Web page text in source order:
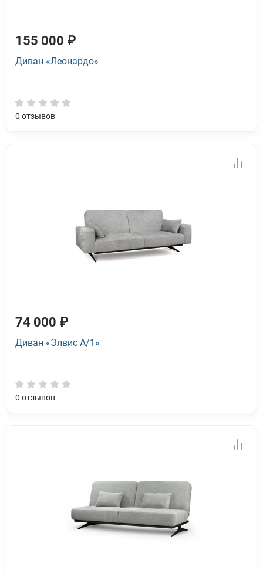
155 000 ₽
Диван «Леонардо»
0 отзывов
74 000 ₽
Диван «Элвис А/1»
0 отзывов